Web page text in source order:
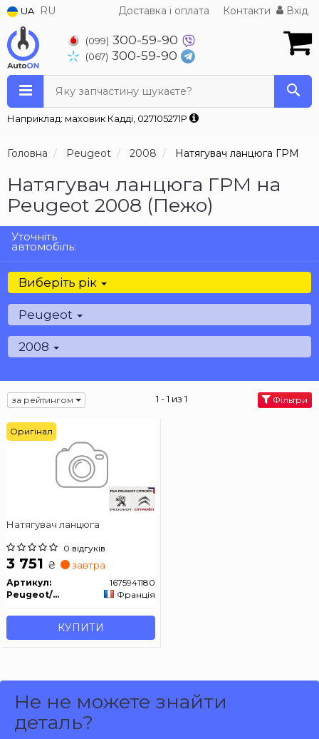
UA RU Доставка і оплата Контакти Вхід
(099) 300-59-90
(067) 300-59-90
Яку запчастину шукаєте?
Наприклад: маховик Кадді, 027105271P
Головна Peugeot 2008 Натягувач ланцюга ГРМ
Натягувач ланцюга ГРМ на
Peugeot 2008 (Пежо)
Уточніть
автомобіль:
Виберіть рік
Peugeot
2008
за рейтингом 1 - 1 из 1 Фільтри
Натягувач ланцюга
0 відгуків
3 751 ₴ завтра
Артикул:
1675941180
Peugeot/Citroen
Франція
КУПИТИ
Оригінал
Не не можете знайти
деталь?